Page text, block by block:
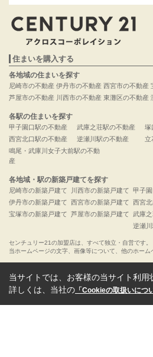
住まいを購入する
各地域の住まいを探す
尼崎市の不動産
芦屋市の不動産
伊丹市の不動産
川西市の不動産
西宮市の不動産
東灘区の不動産
各駅の住まいを探す
甲子園口駅の不動産
西宮北口駅の不動産
武庫之荘駅の不動産
逆瀬川駅の不動産
塚
立
鳴尾・武庫川女子大前駅の不動
産
各地域・駅の新築戸建てを探す
尼崎市の新築戸建て
伊丹市の新築戸建て
宝塚市の新築戸建て
川西市の新築戸建て
西宮市の新築戸建て
芦屋市の新築戸建て
甲子
西宮
武庫
逆瀬
センチュリー21の加盟店は、すべて独立・自営です。
当ホームページの文字、画像等について、他のホー
当サイトでは、お客様の当サイト利
詳しくは、当社の 「Cookieの取扱いにつ